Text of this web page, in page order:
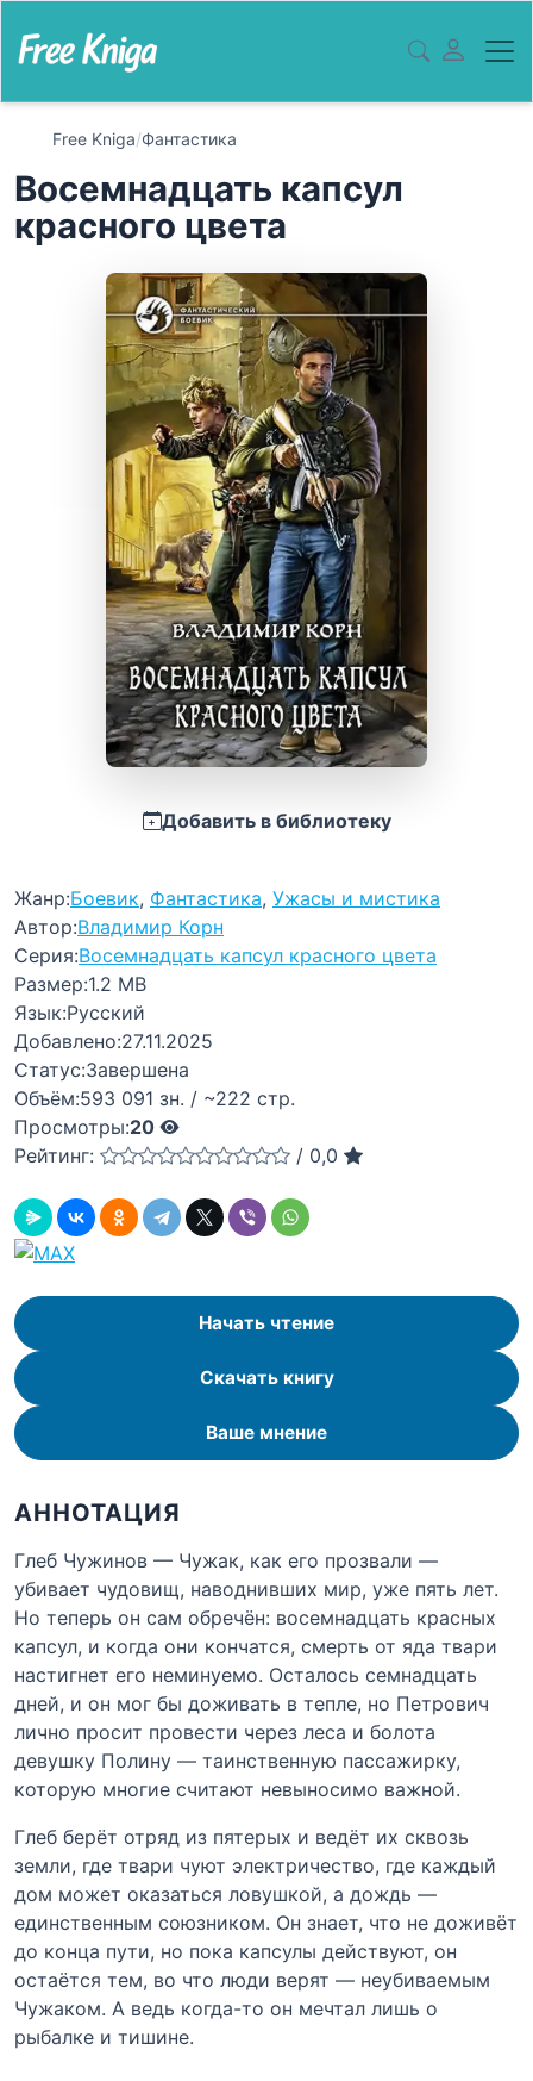
Free Kniga/Фантастика
Восемнадцать капсул
красного цвета
Добавить в библиотеку
Жанр:Боевик, Фантастика, Ужасы и мистика
Автор:Владимир Корн
Серия:Восемнадцать капсул красного цвета
Размер:1.2 MB
Язык:Русский
Добавлено:27.11.2025
Статус:Завершена
Объём:593 091 зн. / ~222 стр.
Просмотры:20
Рейтинг:
/ 0,0
Начать чтение
Скачать книгу
Ваше мнение
АННОТАЦИЯ
Глеб Чужинов — Чужак, как его прозвали —
убивает чудовищ, наводнивших мир, уже пять лет.
Но теперь он сам обречён: восемнадцать красных
капсул, и когда они кончатся, смерть от яда твари
настигнет его неминуемо. Осталось семнадцать
дней, и он мог бы доживать в тепле, но Петрович
лично просит провести через леса и болота
девушку Полину — таинственную пассажирку,
которую многие считают невыносимо важной.
Глеб берёт отряд из пятерых и ведёт их сквозь
земли, где твари чуют электричество, где каждый
дом может оказаться ловушкой, а дождь —
единственным союзником. Он знает, что не доживёт
до конца пути, но пока капсулы действуют, он
остаётся тем, во что люди верят — неубиваемым
Чужаком. А ведь когда-то он мечтал лишь о
рыбалке и тишине.